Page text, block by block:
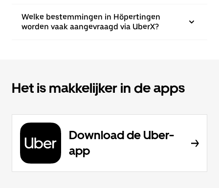
Welke bestemmingen in Höpertingen
worden vaak aangevraagd via UberX?
Het is makkelijker in de apps
Download de Uber-
app